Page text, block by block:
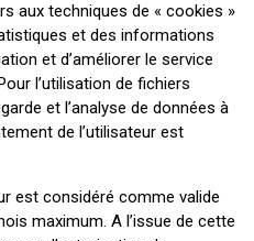
aux techniques de « cookies »
et des informations
et d’améliorer le service
l’utilisation de fichiers
et l’analyse de données à
de l’utilisateur est
est considéré comme valide
maximum. A l’issue de cette